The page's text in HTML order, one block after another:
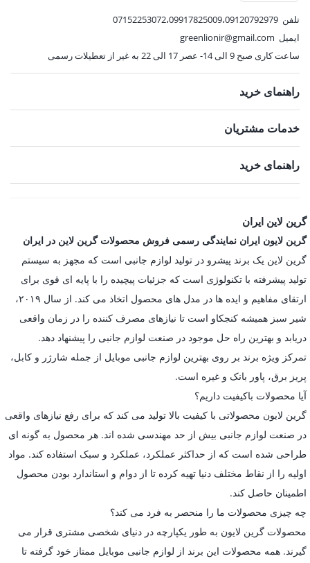
تلفن 07152253072،09917825009،09120792979
ایمیل greenlionir@gmail.com
ساعت کاری صبح 9 الی 14- عصر 17 الی 22 به غیر از تعطیلات رسمی
راهنمای خرید
خدمات مشتریان
راهنمای خرید
گرین لاین ایران
گرین لایون ایران نمایندگی رسمی فروش محصولات گرین لاین در ایران
گرین لاین یک برند پیشرو در تولید لوازم جانبی است که مجهز به سیستم
تولید پیشرفته با تکنولوژی است که جزئیات پیچیده را با پایه ای قوی برای
ارتقای مفاهیم و ایده ها در مدل های محصول اتخاذ می کند. از سال ۲۰۱۹،
شیر سبز همیشه کنجکاو است تا نیازهای مصرف کننده را در زمان واقعی
دریابد و بهترین راه حل موجود در صنعت لوازم جانبی را پیشنهاد دهد.
تمرکز ویژه برند بر روی بهترین لوازم جانبی موبایل از جمله شارژر و کابل،
پریز برق، پاور بانک و غیره است.
آیا محصولات باکیفیت داریم؟
گرین لایون محصولاتی با کیفیت بالا تولید می کند که برای رفع نیازهای واقعی
در صنعت لوازم جانبی بیش از حد مهندسی شده اند. هر محصول به گونه ای
طراحی شده است که از حداکثر عملکرد، عملکرد و سبک استفاده کند. مواد
اولیه را از نقاط مختلف دنیا تهیه کرده تا از دوام و استاندارد بودن محصول
اطمینان حاصل کند.
چه چیزی محصولات ما را منحصر به فرد می کند؟
محصولات گرین لایون به طور یکپارچه در دنیای شخصی مشتری قرار می
گیرند. همه محصولات این برند از لوازم جانبی موبایل ممتاز خود گرفته تا